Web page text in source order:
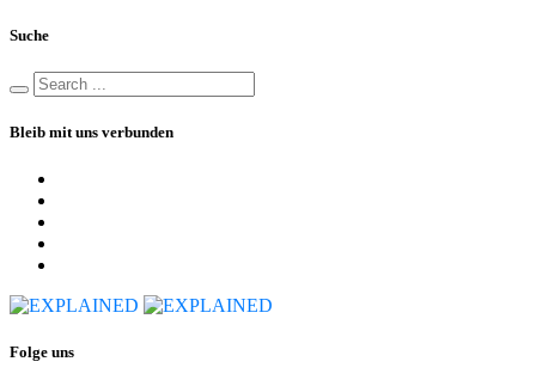
Suche
Bleib mit uns verbunden
Folge uns